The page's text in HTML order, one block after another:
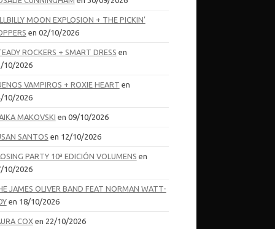
MOON EXPLOSION + THE PICKIN’
en 02/10/2026
ROCKERS + SMART DRESS en
10/2026
VAMPIROS + ROXIE HEART en
10/2026
MAKOVSKI en 09/10/2026
SANTOS en 12/10/2026
PARTY 10ª EDICIÓN VOLUMENS en
10/2026
JAMES OLIVER BAND FEAT NORMAN WATT-
en 18/10/2026
COXen 22/10/2026